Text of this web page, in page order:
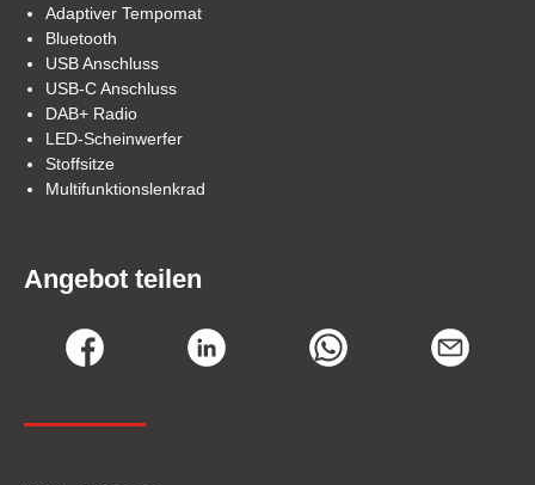
Adaptiver Tempomat
Bluetooth
USB Anschluss
USB-C Anschluss
DAB+ Radio
LED-Scheinwerfer
Stoffsitze
Multifunktionslenkrad
Angebot teilen